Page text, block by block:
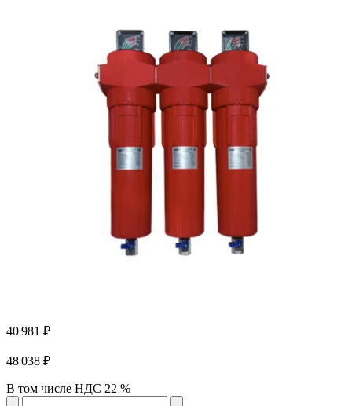
40 981 ₽
48 038 ₽
В том числе НДС 22 %